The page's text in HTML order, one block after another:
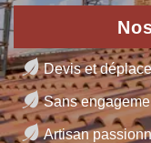
Devis et
Sans
Artisan